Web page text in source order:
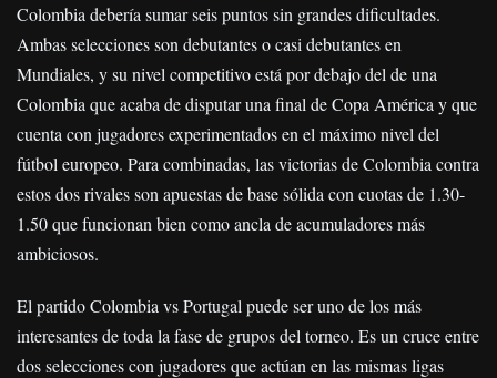
Colombia debería sumar seis puntos sin grandes dificultades.
Ambas selecciones son debutantes o casi debutantes en
Mundiales, y su nivel competitivo está por debajo del de una
Colombia que acaba de disputar una final de Copa América y que
cuenta con jugadores experimentados en el máximo nivel del
fútbol europeo. Para combinadas, las victorias de Colombia contra
estos dos rivales son apuestas de base sólida con cuotas de 1.30-
1.50 que funcionan bien como ancla de acumuladores más
ambiciosos.
El partido Colombia vs Portugal puede ser uno de los más
interesantes de toda la fase de grupos del torneo. Es un cruce entre
dos selecciones con jugadores que actúan en las mismas ligas